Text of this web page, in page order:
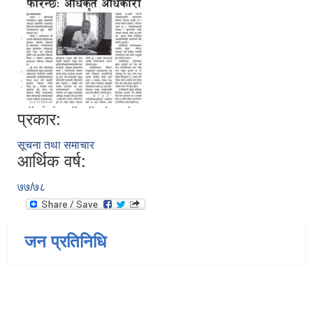
प्रकार:
सूचना तथा समाचार
आर्थिक वर्ष:
७७/७८
जन प्रतिनिधि